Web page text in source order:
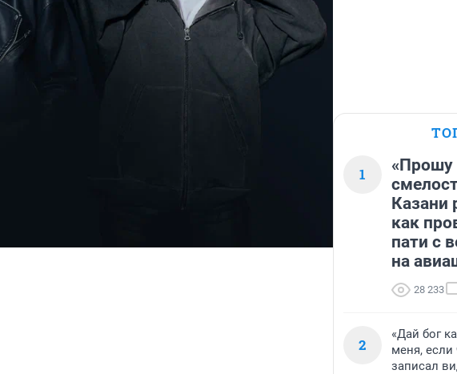
1
«Прошу
Казани
как
пати с
на
28 233
2
«Дай бог
меня, если
записал